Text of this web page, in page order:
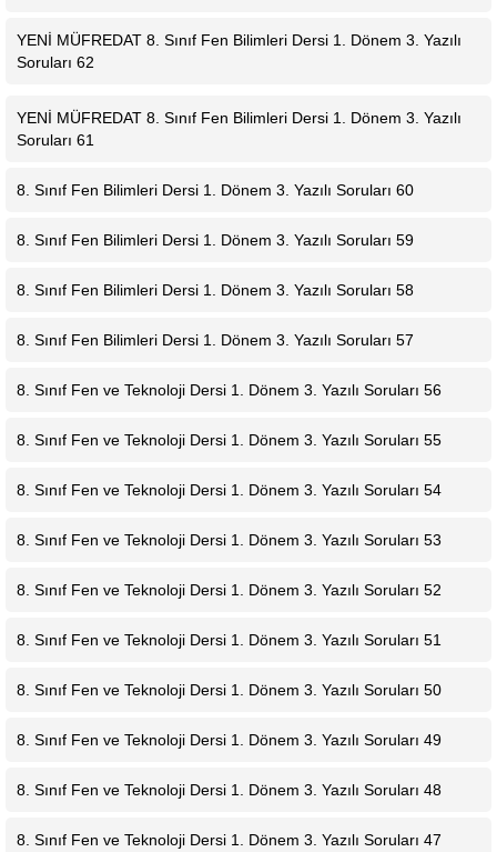
YENİ MÜFREDAT 8. Sınıf Fen Bilimleri Dersi 1. Dönem 3. Yazılı
Soruları 62
YENİ MÜFREDAT 8. Sınıf Fen Bilimleri Dersi 1. Dönem 3. Yazılı
Soruları 61
8. Sınıf Fen Bilimleri Dersi 1. Dönem 3. Yazılı Soruları 60
8. Sınıf Fen Bilimleri Dersi 1. Dönem 3. Yazılı Soruları 59
8. Sınıf Fen Bilimleri Dersi 1. Dönem 3. Yazılı Soruları 58
8. Sınıf Fen Bilimleri Dersi 1. Dönem 3. Yazılı Soruları 57
8. Sınıf Fen ve Teknoloji Dersi 1. Dönem 3. Yazılı Soruları 56
8. Sınıf Fen ve Teknoloji Dersi 1. Dönem 3. Yazılı Soruları 55
8. Sınıf Fen ve Teknoloji Dersi 1. Dönem 3. Yazılı Soruları 54
8. Sınıf Fen ve Teknoloji Dersi 1. Dönem 3. Yazılı Soruları 53
8. Sınıf Fen ve Teknoloji Dersi 1. Dönem 3. Yazılı Soruları 52
8. Sınıf Fen ve Teknoloji Dersi 1. Dönem 3. Yazılı Soruları 51
8. Sınıf Fen ve Teknoloji Dersi 1. Dönem 3. Yazılı Soruları 50
8. Sınıf Fen ve Teknoloji Dersi 1. Dönem 3. Yazılı Soruları 49
8. Sınıf Fen ve Teknoloji Dersi 1. Dönem 3. Yazılı Soruları 48
8. Sınıf Fen ve Teknoloji Dersi 1. Dönem 3. Yazılı Soruları 47